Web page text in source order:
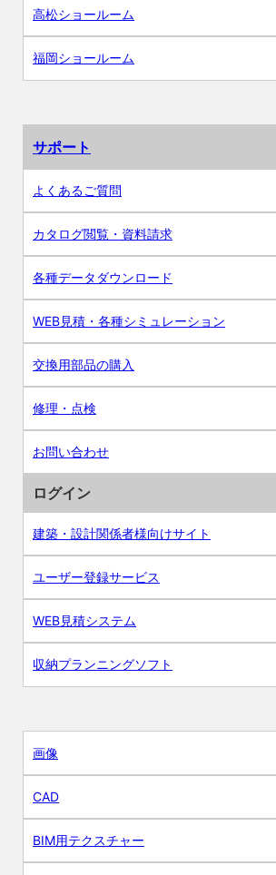
高松ショールーム
福岡ショールーム
サポート
よくあるご質問
カタログ閲覧・資料請求
各種データダウンロード
WEB見積・各種シミュレーション
交換用部品の購入
修理・点検
お問い合わせ
ログイン
建築・設計関係者様向けサイト
ユーザー登録サービス
WEB見積システム
収納プランニングソフト
画像
CAD
BIM用テクスチャー